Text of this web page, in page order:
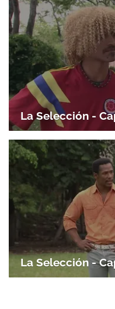
Gracias por
La Selección -
La Selección -